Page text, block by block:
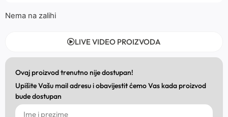
Nema na zalihi
LIVE VIDEO PROIZVODA
Ovaj proizvod trenutno nije dostupan!
Upišite Vašu mail adresu i obavijestit ćemo Vas kada proizvod
bude dostupan